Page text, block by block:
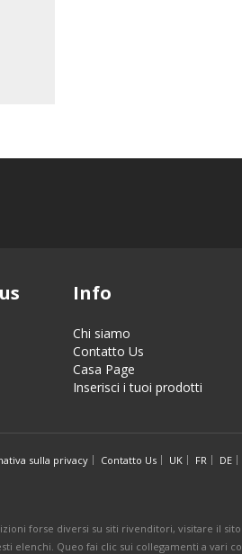
Info
Chi siamo
Contatto Us
Casa Page
Inserisci i tuoi prodotti
sulla privacy Contatto Us UK FR
DE
forse diversi su siti rivenditori, visitare il
elenchi. Queo fai clic sui collegamenti a vari